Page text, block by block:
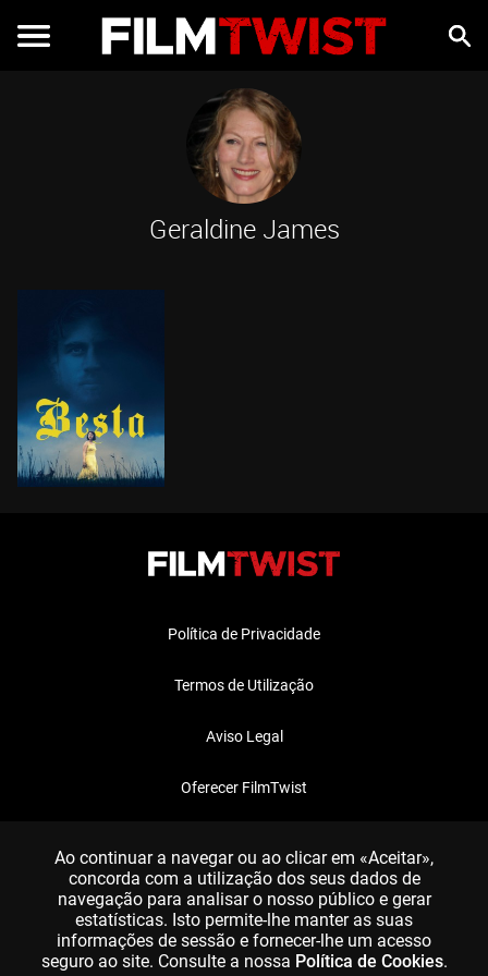
Geraldine James
Política de Privacidade
Termos de Utilização
Aviso Legal
Oferecer FilmTwist
Ao continuar a navegar ou ao clicar em «Aceitar»,
concorda com a utilização dos seus dados de
navegação para analisar o nosso público e gerar
estatísticas. Isto permite-lhe manter as suas
informações de sessão e fornecer-lhe um acesso
seguro ao site. Consulte a nossa Política de Cookies.